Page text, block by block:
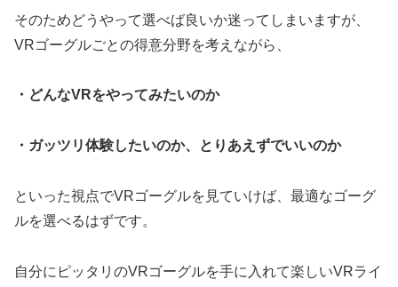
そのためどうやって選べば良いか迷ってしまいますが、
VRゴーグルごとの得意分野を考えながら、
・どんなVRをやってみたいのか
・ガッツリ体験したいのか、とりあえずでいいのか
といった視点でVRゴーグルを見ていけば、最適なゴーグ
ルを選べるはずです。
自分にピッタリのVRゴーグルを手に入れて楽しいVRライ